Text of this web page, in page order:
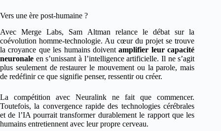
Vers une ère post-humaine ?
Avec Merge Labs, Sam Altman relance le débat sur la
coévolution homme-technologie. Au cœur du projet se trouve
la croyance que les humains doiventamplifier leur capacité
neuronale en s’unissant à l’intelligence artificielle. Il ne s’agit
plus seulement de restaurer le mouvement ou la parole, mais
de redéfinir ce que signifie penser, ressentir ou créer.
La compétition avec Neuralink ne fait que commencer.
Toutefois, la convergence rapide des technologies cérébrales
et de l’IA pourrait transformer durablement le rapport que les
humains entretiennent avec leur propre cerveau.